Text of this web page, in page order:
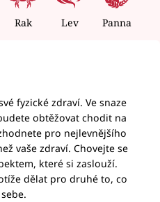
Rak Lev Panna
fyzické zdraví. Ve snaze
obtěžovat chodit na
pro nejlevnějšího
vaše zdraví. Chovejte se
které si zaslouží.
dělat pro druhé to, co